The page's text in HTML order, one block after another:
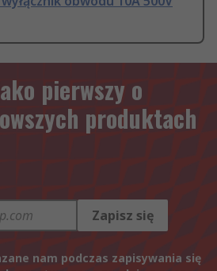
pierwszy o
produktach
Zapisz się
nam podczas zapisywania się